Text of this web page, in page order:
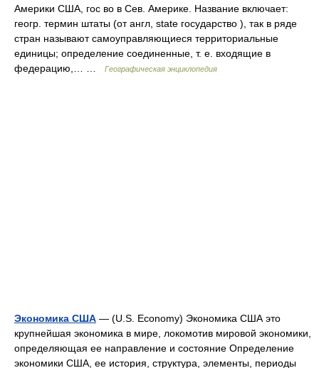
Америки США, гос во в Сев. Америке. Название включает:
геогр. термин штаты (от англ, state государство ), так в ряде
стран называют самоуправляющиеся территориальные
единицы; определение соединенные, т. е. входящие в
федерацию,… …
Географическая энциклопедия
Экономика США — (U.S. Economy) Экономика США это
крупнейшая экономика в мире, локомотив мировой экономики,
определяющая ее направление и состояние Определение
экономики США, ее история, структура, элементы, периоды